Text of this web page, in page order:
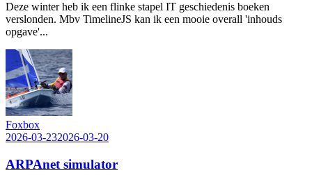
Deze winter heb ik een flinke stapel IT geschiedenis boeken
verslonden. Mbv TimelineJS kan ik een mooie overall 'inhouds
opgave'...
Foxbox
2026-03-232026-03-20
ARPAnet simulator